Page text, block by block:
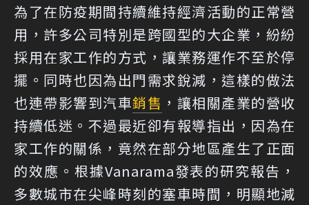
為了在防疫期間持續維持經濟活動的正常營
用，許多公司特別是跨國型的大企業，紛紛
採用在家工作的方式，讓業務運作不至於停
擺。同時也因為出門需求銳減，這樣的做法
也連帶影響到汽車銷售 ，讓相關產業的營收
持續低迷。不過最近卻有報導指出，因為在
家工作的關係，竟然在部分地區產生了正面
的效應。根據Vanarama發表的研究報告，
多數城市在尖峰時刻的塞車時間，明顯地減